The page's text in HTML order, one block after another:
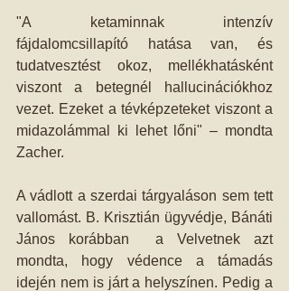
"A ketaminnak intenzív
fájdalomcsillapító hatása van, és
tudatvesztést okoz, mellékhatásként
viszont a betegnél hallucinációkhoz
vezet. Ezeket a tévképzeteket viszont a
midazolámmal ki lehet lőni" – mondta
Zacher.
A vádlott a szerdai tárgyaláson sem tett
vallomást. B. Krisztián ügyvédje, Bánáti
János korábban  a Velvetnek azt
mondta, hogy védence a támadás
idején nem is járt a helyszínen. Pedig a